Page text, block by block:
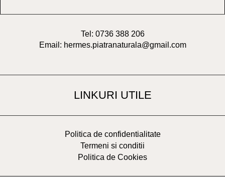
Tel: 0736 388 206
Email: hermes.piatranaturala@gmail.com
LINKURI UTILE
Politica de confidentialitate
Termeni si conditii
Politica de Cookies